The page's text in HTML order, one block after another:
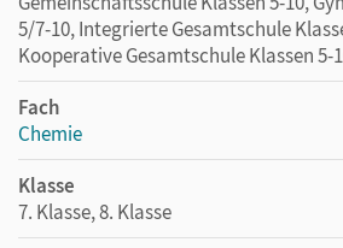
5/7-10, Integrierte Gesamtschule
Kooperative Gesamtschule Klassen 5-
Fach
Chemie
Klasse
7. Klasse, 8. Klasse